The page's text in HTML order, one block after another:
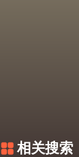
相关搜索